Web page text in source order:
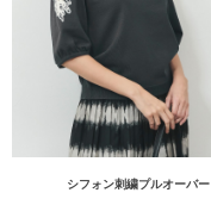
シフォン刺繍プルオーバー